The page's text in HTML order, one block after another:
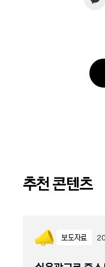
추천 콘텐츠
보도자료